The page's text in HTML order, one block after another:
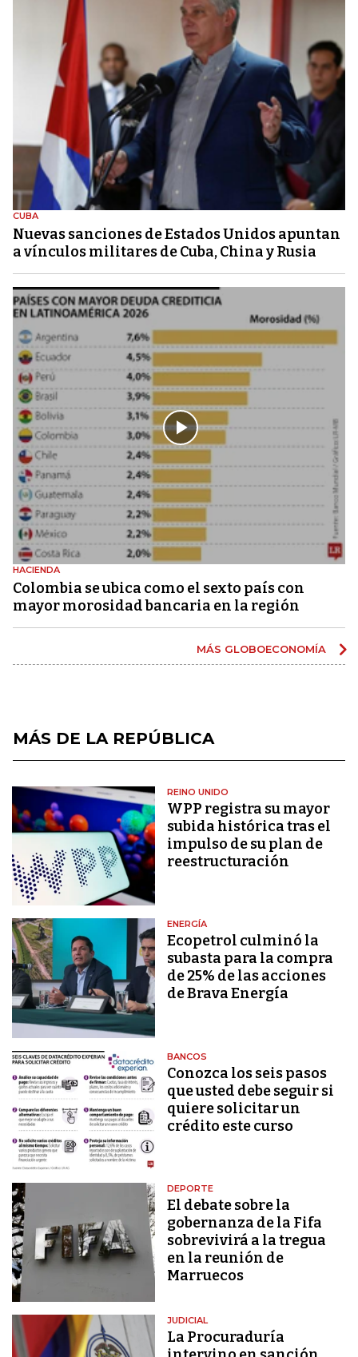
CUBA
Nuevas sanciones de Estados Unidos apuntan
a vínculos militares de Cuba, China y Rusia
HACIENDA
Colombia se ubica como el sexto país con
mayor morosidad bancaria en la región
MÁS GLOBOECONOMÍA
MÁS DE LA REPÚBLICA
REINO UNIDO
WPP registra su mayor
subida histórica tras el
impulso de su plan de
reestructuración
ENERGÍA
Ecopetrol culminó la
subasta para la compra
de 25% de las acciones
de Brava Energía
BANCOS
Conozca los seis pasos
que usted debe seguir si
quiere solicitar un
crédito este curso
DEPORTE
El debate sobre la
gobernanza de la Fifa
sobrevivirá a la tregua
en la reunión de
Marruecos
JUDICIAL
La Procuraduría